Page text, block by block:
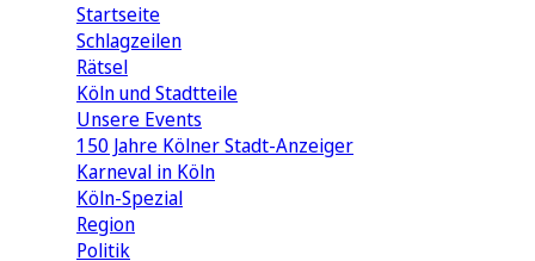
Startseite
Schlagzeilen
Rätsel
Köln und Stadtteile
Unsere Events
150 Jahre Kölner Stadt-Anzeiger
Karneval in Köln
Köln-Spezial
Region
Politik